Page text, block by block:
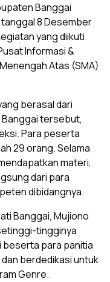
Banggai
8 Desember
yang diikuti
Informasi &
Atas (SMA)
berasal dari
tersebut,
Para peserta
29 orang. Selama
materi,
dari para
dibidangnya.
Banggai, Mujiono
tingginya
beserta para panitia
berdedikasi untuk
Genre.